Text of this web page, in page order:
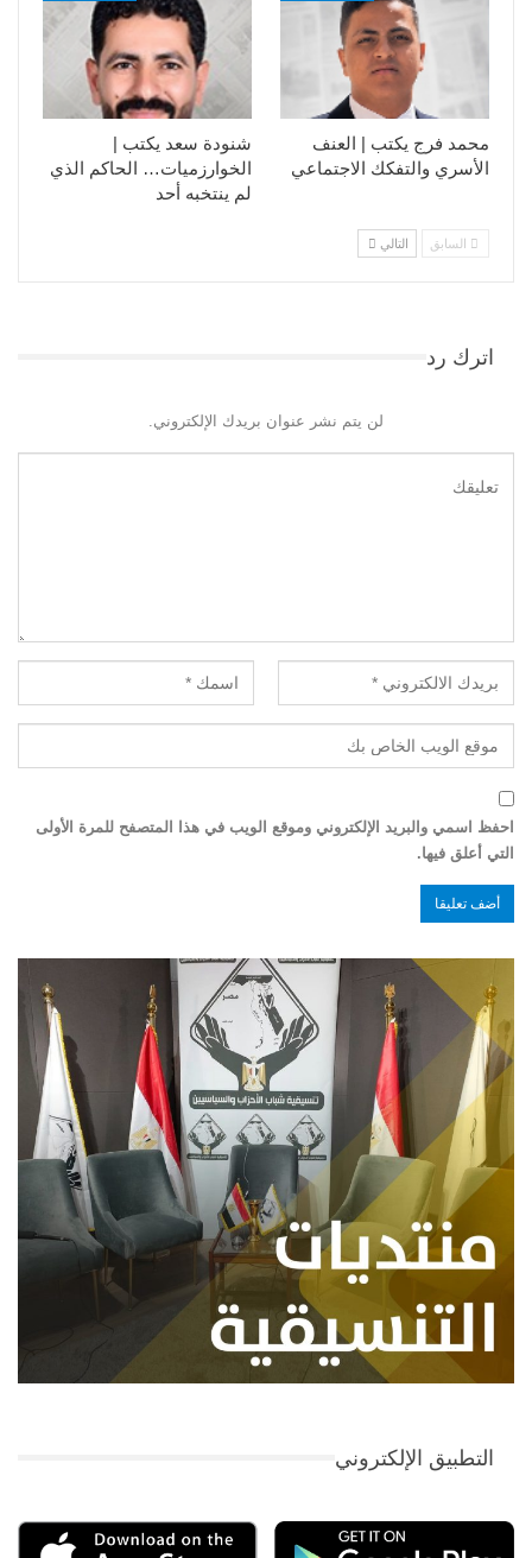
شنودة سعد يكتب |
الخوارزميات… الحاكم الذي
لم ينتخبه أحد
محمد فرج يكتب | العنف
الأسري والتفكك الاجتماعي
السابق التالي
اترك رد
لن يتم نشر عنوان بريدك الإلكتروني.
احفظ اسمي والبريد الإلكتروني وموقع الويب في هذا المتصفح للمرة الأولى
التي أعلق فيها.
التطبيق الإلكتروني